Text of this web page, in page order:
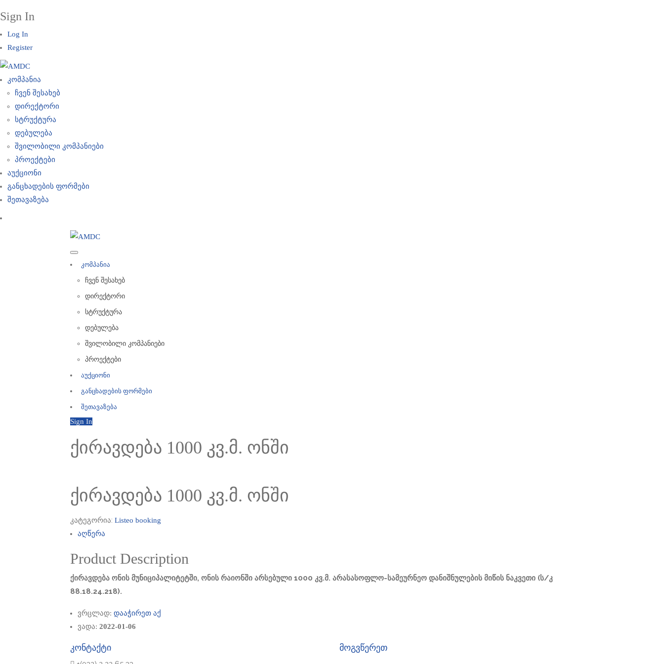
Sign In
Log In
Register
კომპანია
ჩვენ შესახებ
დირექტორი
სტრუქტურა
დებულება
შვილობილი კომპანიები
პროექტები
აუქციონი
განცხადების ფორმები
შეთავაზება
კომპანია
ჩვენ შესახებ
დირექტორი
სტრუქტურა
დებულება
შვილობილი კომპანიები
პროექტები
აუქციონი
განცხადების ფორმები
შეთავაზება
Sign In
ქირავდება 1000 კვ.მ. ონში
ქირავდება 1000 კვ.მ. ონში
კატეგორია: Listeo booking
აღწერა
Product Description
ქირავდება ონის მუნიციპალიტეტში, ონის რაიონში არსებული 1000 კვ.მ. არასასოფლო-სამეურნეო დანიშნულების მიწის ნაკვეთი (ს/კ
88.18.24.218).
ვრცლად: დააჭირეთ აქ
ვადა: 2022-01-06
კონტაქტი მოგვწერეთ